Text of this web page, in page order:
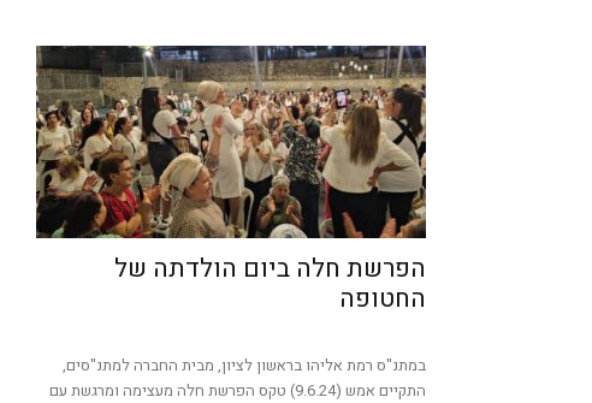
הפרשת חלה ביום הולדתה של
החטופה
במתנ"ס רמת אליהו בראשון לציון, מבית החברה למתנ"סים,
התקיים אמש (9.6.24) טקס הפרשת חלה מעצימה ומרגשת עם